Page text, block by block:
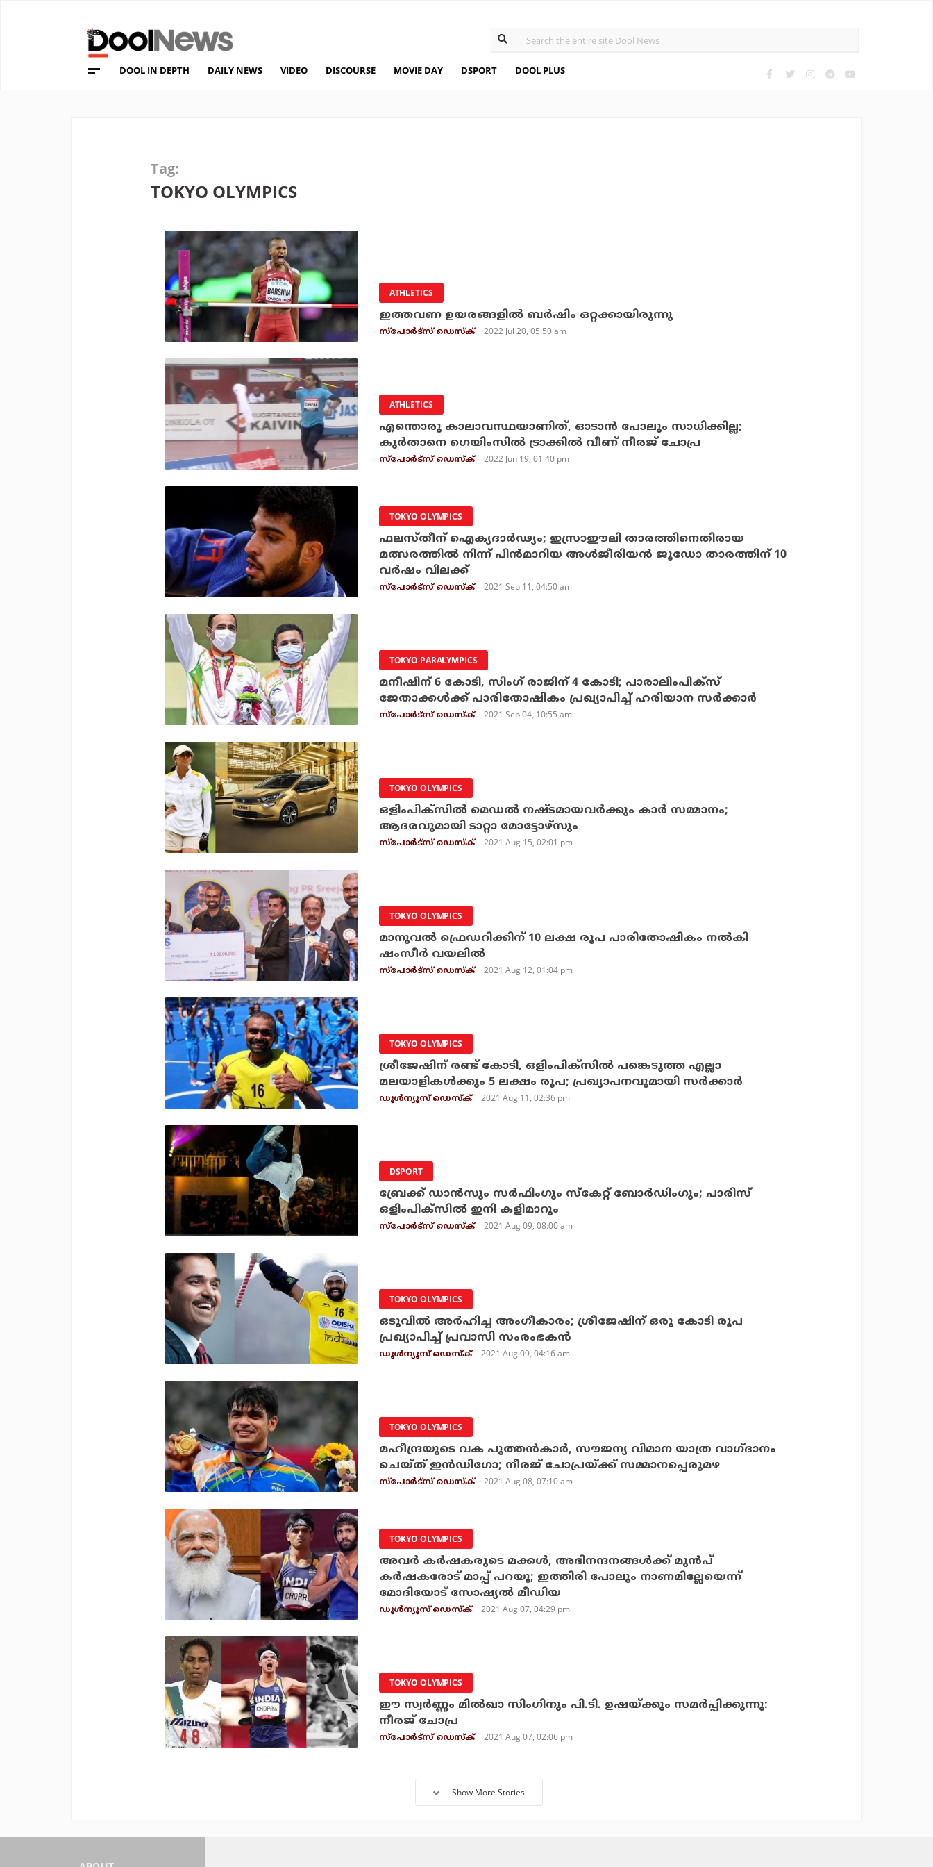
DOOL IN DEPTH DAILY NEWS VIDEO DISCOURSE MOVIE DAY DSPORT DOOL PLUS
Tag:
TOKYO OLYMPICS
ATHLETICS
ഇത്തവണ ഉയരങ്ങളില്‍ ബര്‍ഷിം ഒറ്റക്കായിരുന്നു
സ്പോര്‍ട്സ് ഡെസ്‌ക് 2022 Jul 20, 05:50 am
ATHLETICS
എന്തൊരു കാലാവസ്ഥയാണിത്, ഓടാന്‍ പോലും സാധിക്കില്ല;
കുര്‍താനെ ഗെയിംസില്‍ ട്രാക്കില്‍ വീണ് നീരജ് ചോപ്ര
സ്പോര്‍ട്സ് ഡെസ്‌ക് 2022 Jun 19, 01:40 pm
TOKYO OLYMPICS
ഫലസ്തീന് ഐക്യദാര്‍ഢ്യം; ഇസ്രാഈലി താരത്തിനെതിരായ
മത്സരത്തില്‍ നിന്ന് പിന്‍മാറിയ അള്‍ജീരിയന്‍ ജൂഡോ താരത്തിന് 10
വര്‍ഷം വിലക്ക്
സ്പോര്‍ട്സ് ഡെസ്‌ക് 2021 Sep 11, 04:50 am
TOKYO PARALYMPICS
മനീഷിന് 6 കോടി, സിംഗ് രാജിന് 4 കോടി; പാരാലിംപിക്‌സ്
ജേതാക്കള്‍ക്ക് പാരിതോഷികം പ്രഖ്യാപിച്ച് ഹരിയാന സര്‍ക്കാര്‍
സ്പോര്‍ട്സ് ഡെസ്‌ക് 2021 Sep 04, 10:55 am
TOKYO OLYMPICS
ഒളിംപിക്‌സില്‍ മെഡല്‍ നഷ്ടമായവര്‍ക്കും കാര്‍ സമ്മാനം;
ആദരവുമായി ടാറ്റാ മോട്ടോഴ്‌സും
സ്പോര്‍ട്സ് ഡെസ്‌ക് 2021 Aug 15, 02:01 pm
TOKYO OLYMPICS
മാനുവല്‍ ഫ്രെഡറിക്കിന് 10 ലക്ഷ രൂപ പാരിതോഷികം നല്‍കി
ഷംസീര്‍ വയലില്‍
സ്പോര്‍ട്സ് ഡെസ്‌ക് 2021 Aug 12, 01:04 pm
TOKYO OLYMPICS
ശ്രീജേഷിന് രണ്ട് കോടി, ഒളിംപിക്‌സില്‍ പങ്കെടുത്ത എല്ലാ
മലയാളികള്‍ക്കും 5 ലക്ഷം രൂപ; പ്രഖ്യാപനവുമായി സര്‍ക്കാര്‍
ഡൂള്‍ന്യൂസ് ഡെസ്‌ക് 2021 Aug 11, 02:36 pm
DSPORT
ബ്രേക്ക് ഡാന്‍സും സര്‍ഫിംഗും സ്‌കേറ്റ് ബോര്‍ഡിംഗും; പാരിസ്
ഒളിംപിക്‌സില്‍ ഇനി കളിമാറും
സ്പോര്‍ട്സ് ഡെസ്‌ക് 2021 Aug 09, 08:00 am
TOKYO OLYMPICS
ഒടുവില്‍ അര്‍ഹിച്ച അംഗീകാരം; ശ്രീജേഷിന് ഒരു കോടി രൂപ
പ്രഖ്യാപിച്ച് പ്രവാസി സംരംഭകന്‍
ഡൂള്‍ന്യൂസ് ഡെസ്‌ക് 2021 Aug 09, 04:16 am
TOKYO OLYMPICS
മഹീന്ദ്രയുടെ വക പുത്തന്‍കാര്‍, സൗജന്യ വിമാന യാത്ര വാഗ്ദാനം
ചെയ്ത് ഇന്‍ഡിഗോ; നീരജ് ചോപ്രയ്ക്ക് സമ്മാനപ്പെരുമഴ
സ്പോര്‍ട്സ് ഡെസ്‌ക് 2021 Aug 08, 07:10 am
TOKYO OLYMPICS
അവര്‍ കര്‍ഷകരുടെ മക്കള്‍, അഭിനന്ദനങ്ങള്‍ക്ക് മുന്‍പ്
കര്‍ഷകരോട് മാപ്പ് പറയൂ; ഇത്തിരി പോലും നാണമില്ലേയെന്ന്
മോദിയോട് സോഷ്യല്‍ മീഡിയ
ഡൂള്‍ന്യൂസ് ഡെസ്‌ക് 2021 Aug 07, 04:29 pm
TOKYO OLYMPICS
ഈ സ്വര്‍ണ്ണം മില്‍ഖാ സിംഗിനും പി.ടി. ഉഷയ്ക്കും സമര്‍പ്പിക്കുന്നു:
നീരജ് ചോപ്ര
സ്പോര്‍ട്സ് ഡെസ്‌ക് 2021 Aug 07, 02:06 pm
Show More Stories